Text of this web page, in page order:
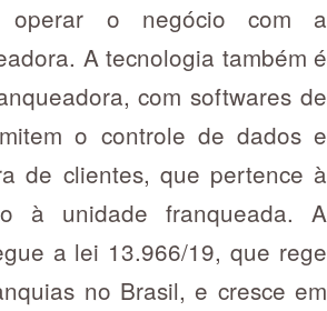
operar o negócio com a
A tecnologia também é
com softwares de
o controle de dados e
de clientes, que pertence à
à unidade franqueada. A
a lei 13.966/19, que rege
no Brasil, e cresce em